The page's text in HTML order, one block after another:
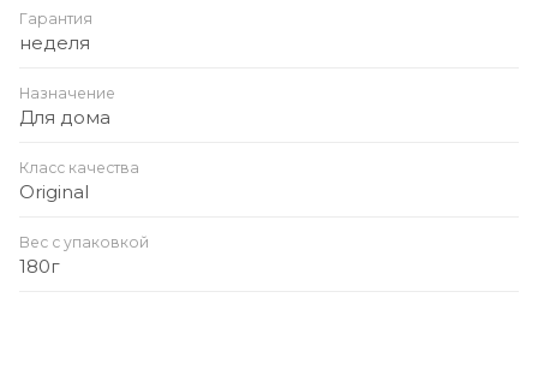
Гарантия
неделя
Назначение
Для дома
Класс качества
Original
Вес с упаковкой
180г